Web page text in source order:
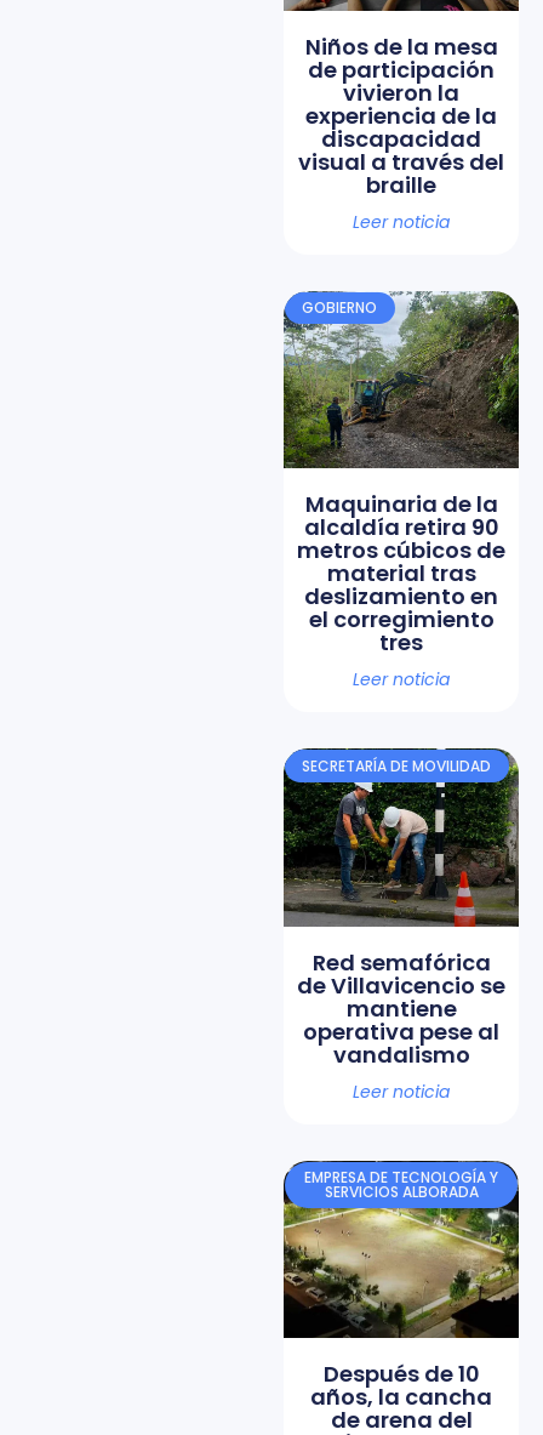
Niños de la mesa
de participación
vivieron la
experiencia de la
discapacidad
visual a través del
braille
Leer noticia
GOBIERNO
Maquinaria de la
alcaldía retira 90
metros cúbicos de
material tras
deslizamiento en
el corregimiento
tres
Leer noticia
SECRETARÍA DE MOVILIDAD
Red semafórica
de Villavicencio se
mantiene
operativa pese al
vandalismo
Leer noticia
EMPRESA DE TECNOLOGÍA Y
SERVICIOS ALBORADA
Después de 10
años, la cancha
de arena del